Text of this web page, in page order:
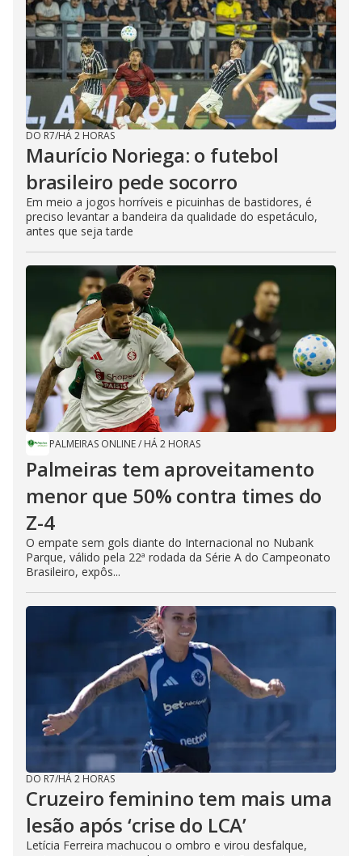
DO R7/HÁ 2 HORAS
Maurício Noriega: o futebol
brasileiro pede socorro
Em meio a jogos horríveis e picuinhas de bastidores, é
preciso levantar a bandeira da qualidade do espetáculo,
antes que seja tarde
PALMEIRAS ONLINE/ HÁ 2 HORAS
Palmeiras tem aproveitamento
menor que 50% contra times do
Z-4
O empate sem gols diante do Internacional no Nubank
Parque, válido pela 22ª rodada da Série A do Campeonato
Brasileiro, expôs...
DO R7/HÁ 2 HORAS
Cruzeiro feminino tem mais uma
lesão após ‘crise do LCA’
Letícia Ferreira machucou o ombro e virou desfalque,